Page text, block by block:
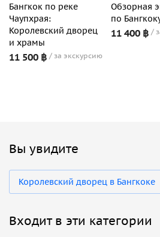
Бангкок по реке
Чаупхрая:
Королевский дворец
и храмы
11 500 ฿ за экскурсию
Обзорная
по
11 400 ฿
Вы увидите
Королевский дворец в Бангкоке
Входит в эти категории